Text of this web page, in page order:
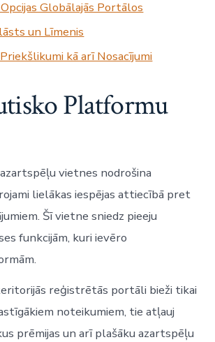
Globālajās Portālos
un Līmenis
kā arī Nosacījumi
Platformu
vietnes nodrošina
lielākas iespējas attiecībā pret
Šī vietne sniedz pieeju
funkcijām, kuri ievēro
reģistrētās portāli bieži tikai
noteikumiem, tie atļauj
prēmijas un arī plašāku azartspēļu